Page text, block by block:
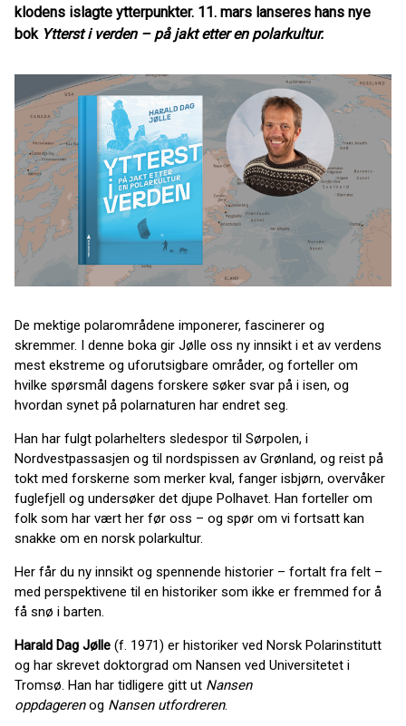
klodens islagte ytterpunkter. 11. mars lanseres hans nye
bok Ytterst i verden – på jakt etter en polarkultur.
De mektige polarområdene imponerer, fascinerer og
skremmer. I denne boka gir Jølle oss ny innsikt i et av verdens
mest ekstreme og uforutsigbare områder, og forteller om
hvilke spørsmål dagens forskere søker svar på i isen, og
hvordan synet på polarnaturen har endret seg.
Han har fulgt polarhelters sledespor til Sørpolen, i
Nordvestpassasjen og til nordspissen av Grønland, og reist på
tokt med forskerne som merker kval, fanger isbjørn, overvåker
fuglefjell og undersøker det djupe Polhavet. Han forteller om
folk som har vært her før oss – og spør om vi fortsatt kan
snakke om en norsk polarkultur.
Her får du ny innsikt og spennende historier – fortalt fra felt –
med perspektivene til en historiker som ikke er fremmed for å
få snø i barten.
Harald Dag Jølle (f. 1971) er historiker ved Norsk Polarinstitutt
og har skrevet doktorgrad om Nansen ved Universitetet i
Tromsø. Han har tidligere gitt ut Nansen
oppdagerenog Nansen utfordreren.